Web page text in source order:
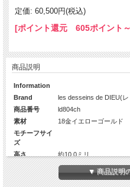
定価: 60,500円(税込)
[ポイント還元 605ポイント
商品説明
Information
Brand
les desseins de DIEU(
商品番号
ld804ch
素材
18金イエローゴールド
モチーフサイ
ズ
高さ
約10.0ミリ
幅
約7.05ミリ
厚み
約0.68ミリ
▼ 商品説明